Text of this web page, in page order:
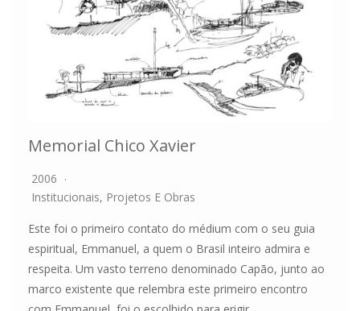
Memorial Chico Xavier
2006
Institucionais, Projetos E Obras
Este foi o primeiro contato do médium com o seu guia
espiritual, Emmanuel, a quem o Brasil inteiro admira e
respeita. Um vasto terreno denominado Capão, junto ao
marco existente que relembra este primeiro encontro